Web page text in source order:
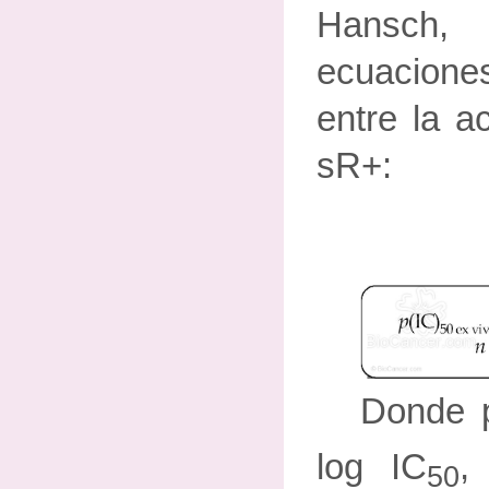
entre la
sR+:
Donde
log IC50,